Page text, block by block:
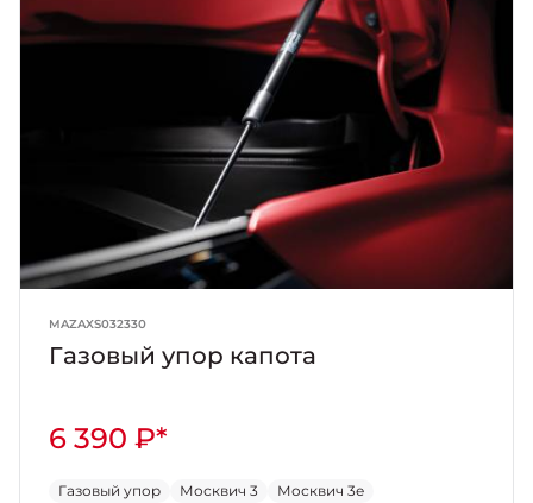
MAZAXS032330
Газовый упор капота
6 390 ₽*
Газовый упор Москвич 3
Москвич 3е